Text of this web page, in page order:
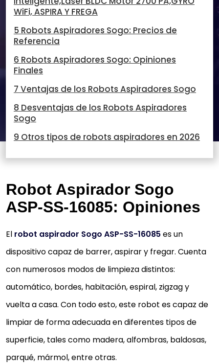
WiFi, ASPIRA Y FREGA
5 Robots Aspiradores Sogo: Precios de
Referencia
6 Robots Aspiradores Sogo: Opiniones
Finales
7 Ventajas de los Robots Aspiradores Sogo
8 Desventajas de los Robots Aspiradores
Sogo
9 Otros tipos de robots aspiradores en 2026
Robot Aspirador Sogo
ASP-SS-16085: Opiniones
El robot aspirador Sogo ASP-SS-16085 es un
dispositivo capaz de barrer, aspirar y fregar. Cuenta
con numerosos modos de limpieza distintos:
automático, bordes, habitación, espiral, zigzag y
vuelta a casa. Con todo esto, este robot es capaz de
limpiar de forma adecuada en diferentes tipos de
superficie, tales como madera, alfombras, baldosas,
parqué, mármol, entre otras.